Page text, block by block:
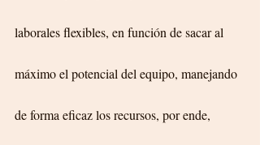
laborales flexibles, en función de sacar al
máximo el potencial del equipo, manejando
de forma eficaz los recursos, por ende,